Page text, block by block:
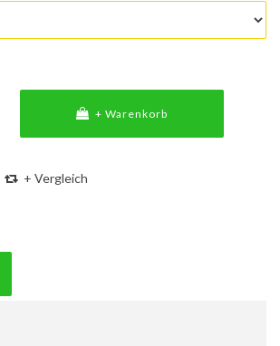
+ Warenkorb
+ Vergleich